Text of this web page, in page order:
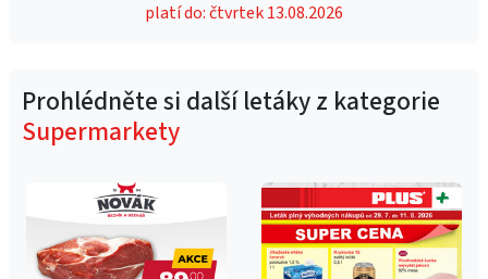
platí do: čtvrtek 13.08.2026
Prohlédněte si další letáky z kategorie
Supermarkety